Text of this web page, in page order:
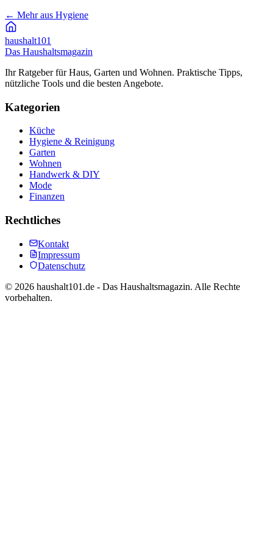
← Mehr aus Hygiene
haushalt101
Das Haushaltsmagazin
Ihr Ratgeber für Haus, Garten und Wohnen. Praktische Tipps,
nützliche Tools und die besten Angebote.
Kategorien
Küche
Hygiene & Reinigung
Garten
Wohnen
Handwerk & DIY
Mode
Finanzen
Rechtliches
Kontakt
Impressum
Datenschutz
© 2026 haushalt101.de - Das Haushaltsmagazin. Alle Rechte
vorbehalten.